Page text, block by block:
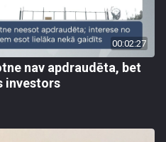
00:02:27
nav apdraudēta, bet
investors